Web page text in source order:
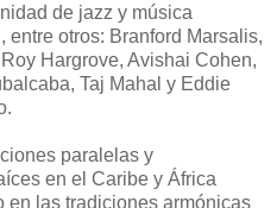
de jazz y música
entre otros: Branford Marsalis,
Hargrove, Avishai Cohen,
Taj Mahal y Eddie
paralelas y
en el Caribe y África
en las tradiciones armónicas